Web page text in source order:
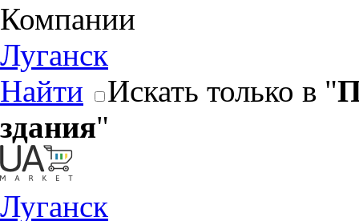
Компании
Луганск
Найти
Искать только в "
здания"
Луганск